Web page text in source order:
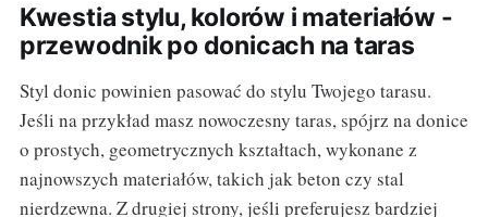
Kwestia stylu, kolorów i materiałów -
przewodnik po donicach na taras
Styl donic powinien pasować do stylu Twojego tarasu.
Jeśli na przykład masz nowoczesny taras, spójrz na donice
o prostych, geometrycznych kształtach, wykonane z
najnowszych materiałów, takich jak beton czy stal
nierdzewna. Z drugiej strony, jeśli preferujesz bardziej